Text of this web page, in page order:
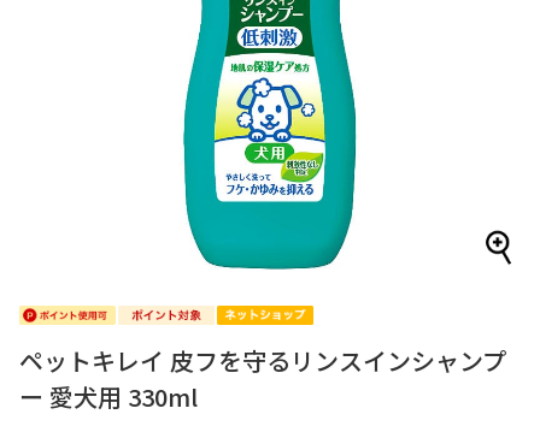
ペットキレイ 皮フを守るリンスインシャンプ
ー 愛犬用 330ml